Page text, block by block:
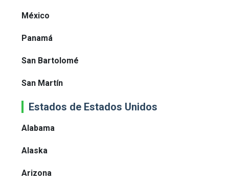
México
Panamá
San Bartolomé
San Martín
Estados de Estados Unidos
Alabama
Alaska
Arizona